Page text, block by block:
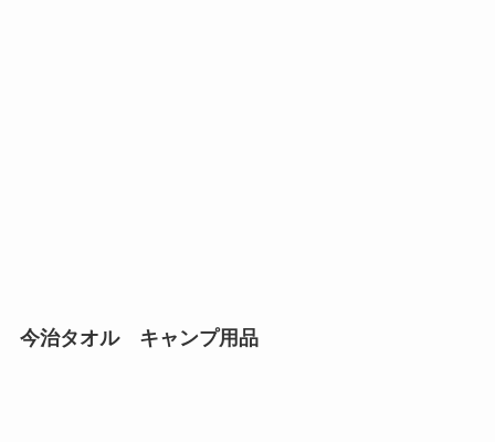
今治タオル キャンプ用品